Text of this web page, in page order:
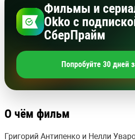
Фильмы и
Okko с
СберПрайм
Попробуйте 30 дней
О чём фильм
Григорий Антипенко и Нелли